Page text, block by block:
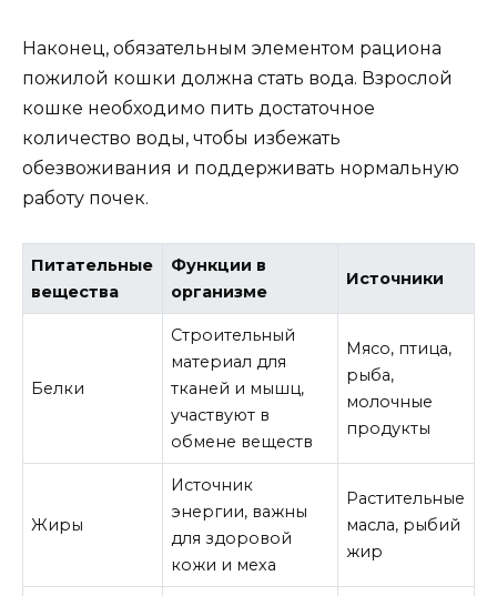
Наконец, обязательным элементом рациона
пожилой кошки должна стать вода. Взрослой
кошке необходимо пить достаточное
количество воды, чтобы избежать
обезвоживания и поддерживать нормальную
работу почек.
Питательные
вещества
Функции в
организме
Источники
Белки
Строительный
материал для
тканей и мышц,
участвуют в
обмене веществ
Мясо, птица,
рыба,
молочные
продукты
Жиры
Источник
энергии, важны
для здоровой
кожи и меха
Растительные
масла, рыбий
жир